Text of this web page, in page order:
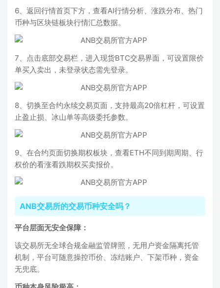
6、返回行情首页下方，查看AI行情分析、涨跌分布、热门
币种与区块链板块行情汇总数据。
7、点击底部交易栏，进入现货BTC交易界面，可设置限价
单买入卖出，未登录状态需先登录。
8、切换至合约永续交易页面，支持最高20倍杠杆，可设置
止盈止损、冰山单等高级委托参数。
9、在合约页面切换期权板块，查看ETH不同到期周期、行
权价的看涨看跌期权买卖报价。
ANB交易所的交易币种安全吗？
平台层面无安全保障：
该交易所无全球合规金融监管牌照，无用户资金隔离托管
机制，平台可随意操控币价、冻结账户、下架币种，资金
无兜底。